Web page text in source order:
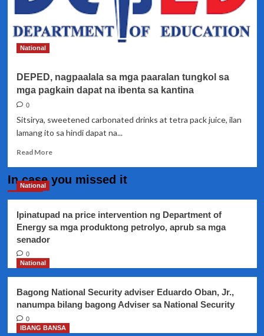
National
DEPED, nagpaalala sa mga paaralan tungkol sa
mga pagkain dapat na ibenta sa kantina
0
Sitsirya, sweetened carbonated drinks at tetra pack juice, ilan
lamang ito sa hindi dapat na...
Read MoreRead
DEPED,
mga
paaralan
na
ibenta
kantina
In case you missed it
National
Ipinatupad na price intervention ng Department of
Energy sa mga produktong petrolyo, aprub sa mga
senador
0
National
Bagong National Security adviser Eduardo Oban, Jr.,
nanumpa bilang bagong Adviser sa National Security
0
IBANG BANSA